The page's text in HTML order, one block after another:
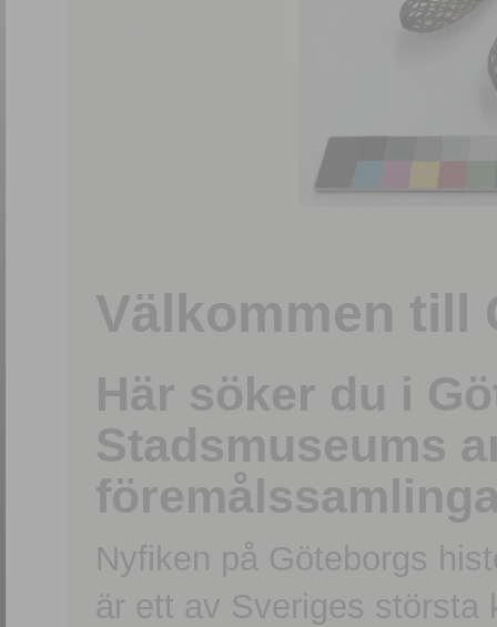
Välkommen till
Här söker du i
Stadsmuseums
Nyfiken på Göteborgs
är ett av Sveriges största